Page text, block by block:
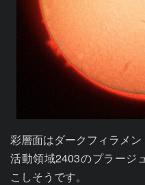
彩層面はダークフィラメン
活動領域2403のプラージ
こしそうです。